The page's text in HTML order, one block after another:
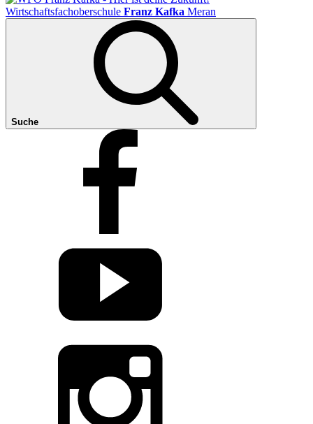
Wirtschaftsfachoberschule Franz Kafka Meran
Suche